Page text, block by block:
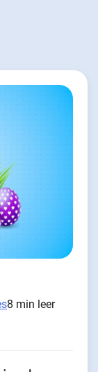
8 min leer